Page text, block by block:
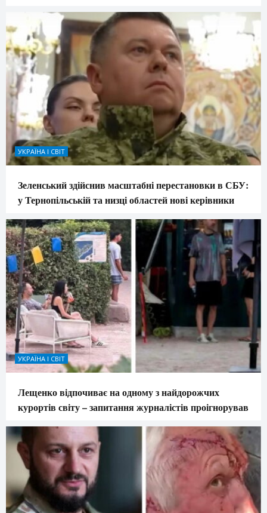
УКРАЇНА І СВІТ
Зеленський здійснив масштабні перестановки в СБУ:
у Тернопільській та низці областей нові керівники
УКРАЇНА І СВІТ
Лещенко відпочиває на одному з найдорожчих
курортів світу – запитання журналістів проігнорував